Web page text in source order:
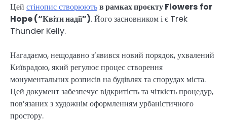
Цей стінопис створюютьв рамках проєкту Flowers for
Hope (“Квіти надії”). Його засновником і є Trek
Thunder Kelly.
Нагадаємо, нещодавно з’явився новий порядок, ухвалений
Київрадою, який регулює процес створення
монументальних розписів на будівлях та спорудах міста.
Цей документ забезпечує відкритість та чіткість процедур,
пов’язаних з художнім оформленням урбаністичного
простору.